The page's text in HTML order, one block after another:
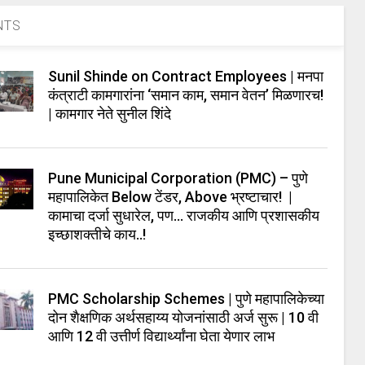
Sunil Shinde on Contract Employees | मनपा
कंत्राटी कामगारांना ‘समान काम, समान वेतन’ मिळणारच!
| कामगार नेते सुनील शिंदे
Pune Municipal Corporation (PMC) – पुणे
महापालिकेत Below टेंडर, Above भ्रष्टाचार! |
कामाचा दर्जा सुधारेल, पण… राजकीय आणि प्रशासकीय
इच्छाशक्तीचे काय..!
PMC Scholarship Schemes | पुणे महापालिकेच्या
दोन शैक्षणिक अर्थसहाय्य योजनांसाठी अर्ज सुरू | 10 वी
आणि 12 वी उत्तीर्ण विद्यार्थ्यांना घेता येणार लाभ